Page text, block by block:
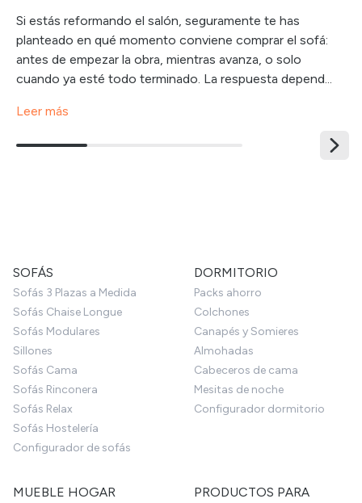
Si estás reformando el salón, seguramente te has
planteado en qué momento conviene comprar el sofá:
antes de empezar la obra, mientras avanza, o solo
cuando ya esté todo terminado. La respuesta depend...
Leer más
SOFÁS
Sofás 3 Plazas a Medida
Sofás Chaise Longue
Sofás Modulares
Sillones
Sofás Cama
Sofás Rinconera
Sofás Relax
Sofás Hostelería
Configurador de sofás
DORMITORIO
Packs ahorro
Colchones
Canapés y Somieres
Almohadas
Cabeceros de cama
Mesitas de noche
Configurador dormitorio
MUEBLE HOGAR
PRODUCTOS PARA